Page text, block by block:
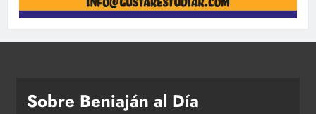
Sobre Beniaján al Día